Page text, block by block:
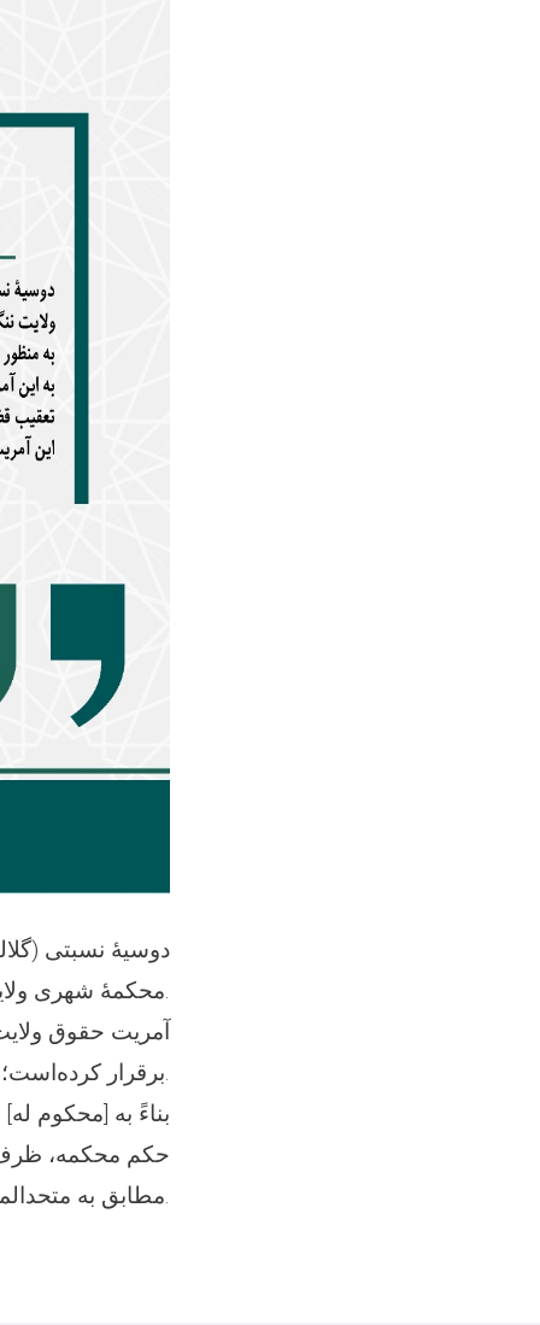
دوسیۀ نسبتی
محکمهٔ شهری ولایت ننگرهار فیصله و غرض تطبیق به آمریت حقوق این ولایت راجع شده بود.
آمریت حقوق
برقرار کرده‌است؛ اما فرد مورد نظر تاکنون به این آمریت حاضر نشده‌است.
بناءً به [محکوم
حکم محکمه، ظرف
مطابق به متحدالمآل شماره (25) مؤرخ 23/11/1446هـ ق ستره محکمه، اجراآت خواهد نمود.